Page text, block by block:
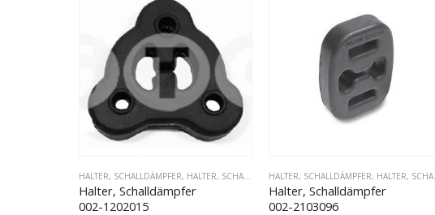
HALTER, SCHALLDÄMPFER, HALTER, SCHALLDÄMPFER
Halter, Schalldämpfer
002-2103096
HALTER, SCHALLDÄMPFER, HALTER, SCHALLDÄMPFER
Halter, Schalldämpfer
002-1202816